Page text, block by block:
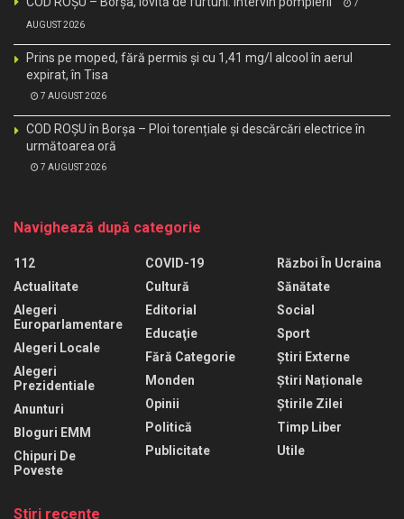
7
AUGUST 2026
Prins pe moped, fără permis și cu 1,41 mg/l alcool în aerul
expirat, în Tisa
7 AUGUST 2026
COD ROȘU în Borșa – Ploi torențiale și descărcări electrice în
următoarea oră
7 AUGUST 2026
Navighează după categorie
112
Actualitate
Alegeri
Europarlamentare
Alegeri Locale
Alegeri
Prezidentiale
Anunturi
Bloguri EMM
Chipuri De
Poveste
COVID-19
Cultură
Editorial
Educaţie
Fără Categorie
Monden
Opinii
Politică
Publicitate
Război În Ucraina
Sănătate
Social
Sport
Știri Externe
Știri Naționale
Știrile Zilei
Timp Liber
Utile
Stiri recente